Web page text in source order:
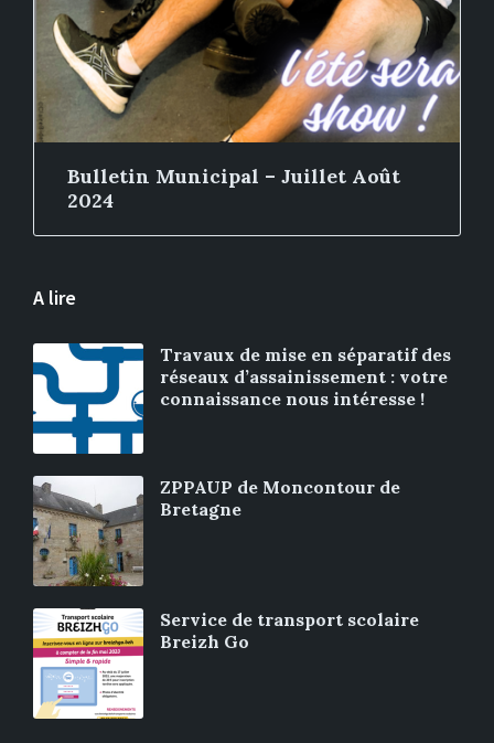
Bulletin Municipal – Juillet Août
2024
A lire
Travaux de mise en séparatif des
réseaux d’assainissement : votre
connaissance nous intéresse !
ZPPAUP de Moncontour de
Bretagne
Service de transport scolaire
Breizh Go